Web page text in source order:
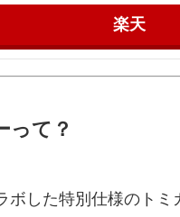
楽天
って？
ボした特別仕様のトミ